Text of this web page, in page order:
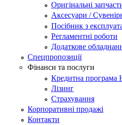
Оригінальні
Аксесуари /
Посібник з
Регламентні роботи
Додаткове
Спецпропозиції
Фінанси та послуги
Кредитна програма
Лізинг
Страхування
Корпоративні продажі
Контакти